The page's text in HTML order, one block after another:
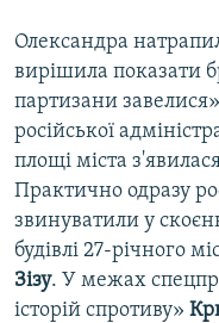
Олександра
вирішила показати
партизани
російської
площі міста
Практично одразу
звинуватили у
будівлі 27-річного
Зізу. У межах
історій спротиву»